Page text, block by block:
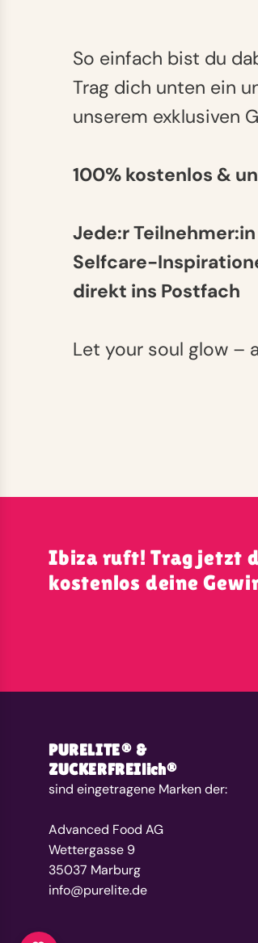
So einfach bist du
Trag dich unten ein
unserem exklusiven
100% kostenlos &
Jede:r
Selfcare-
direkt ins Postfach
Let your soul glow –
Ibiza ruft! Trag jetzt
kostenlos deine
PURELITE® &
ZUCKERFREIlich®
sind eingetragene Marken der:
Advanced Food AG
Wettergasse 9
35037 Marburg
info@purelite.de